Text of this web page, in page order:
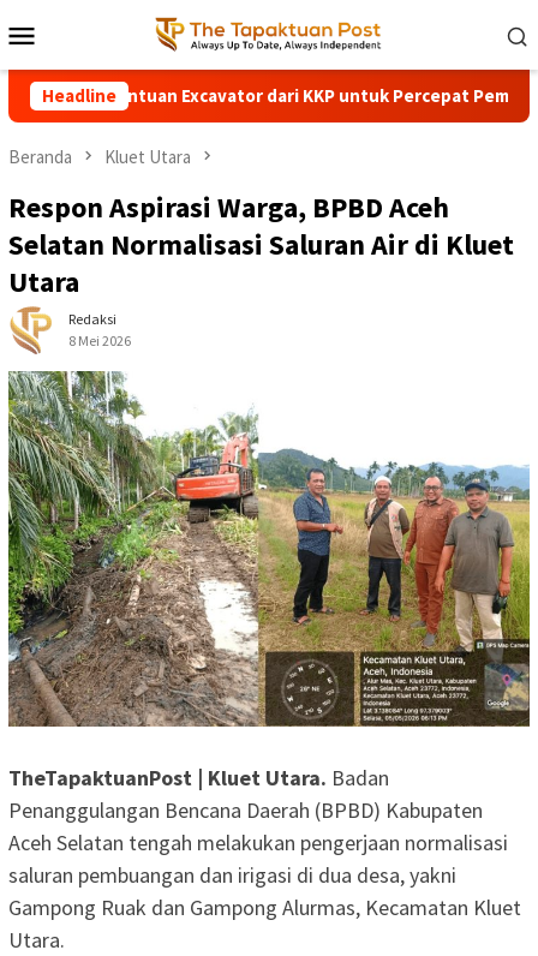
ke
kontenMobile
Headline
Bantuan Excavator dari KKP untuk Percepat Pemulihan
Beranda Kluet Utara
Respon Aspirasi Warga, BPBD Aceh
Selatan Normalisasi Saluran Air di Kluet
Utara
Redaksi
8 Mei 2026
TheTapaktuanPost | Kluet Utara. Badan
Penanggulangan Bencana Daerah (BPBD) Kabupaten
Aceh Selatan tengah melakukan pengerjaan normalisasi
saluran pembuangan dan irigasi di dua desa, yakni
Gampong Ruak dan Gampong Alurmas, Kecamatan Kluet
Utara.